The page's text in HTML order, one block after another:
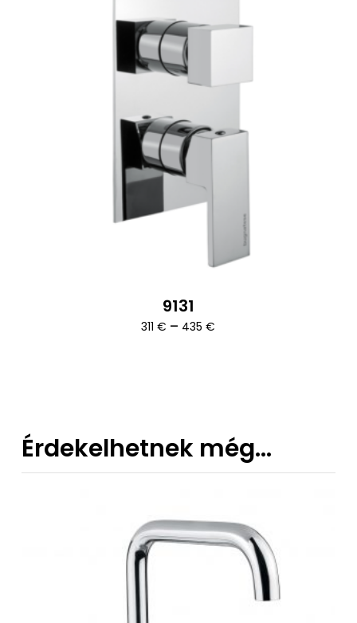
9131
311€ – 435€
Érdekelhetnek még…